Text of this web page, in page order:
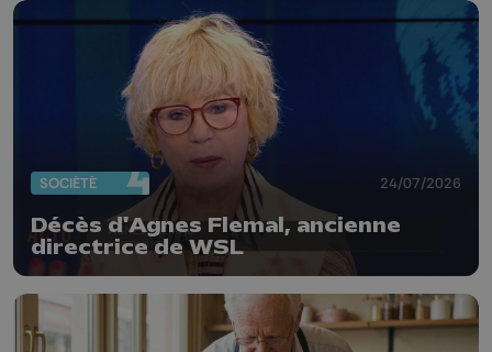
SOCIÉTÉ 24/07/2026
Décès d'Agnes Flemal, ancienne
directrice de WSL